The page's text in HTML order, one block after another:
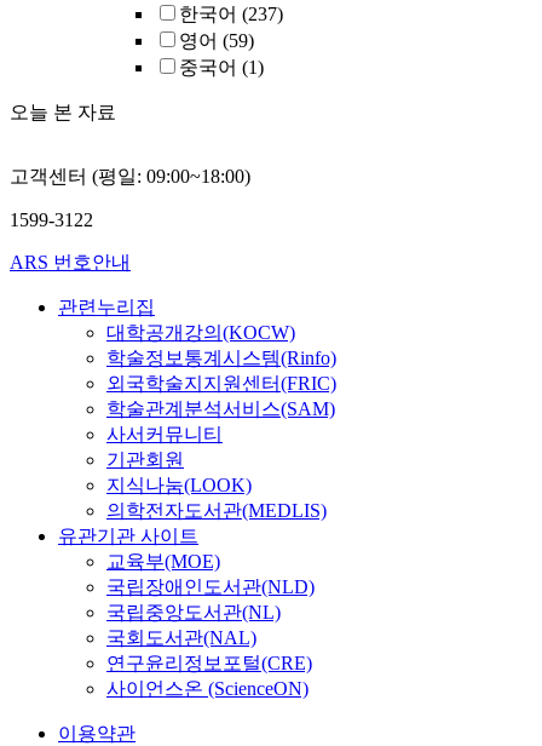
한국어 (237)
영어 (59)
중국어 (1)
오늘 본 자료
고객센터 (평일: 09:00~18:00)
1599-3122
ARS 번호안내
관련누리집
대학공개강의(KOCW)
학술정보통계시스템(Rinfo)
외국학술지지원센터(FRIC)
학술관계분석서비스(SAM)
사서커뮤니티
기관회원
지식나눔(LOOK)
의학전자도서관(MEDLIS)
유관기관 사이트
교육부(MOE)
국립장애인도서관(NLD)
국립중앙도서관(NL)
국회도서관(NAL)
연구윤리정보포털(CRE)
사이언스온 (ScienceON)
이용약관